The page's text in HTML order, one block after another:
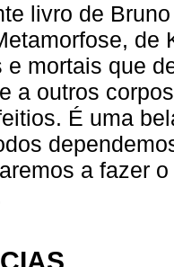
livro de
de
e mortais que
a outros
É uma
a fazer